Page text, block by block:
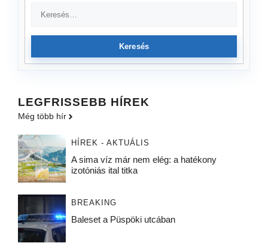
Keresés
LEGFRISSEBB HÍREK
Még több hír
HÍREK - AKTUÁLIS
A sima víz már nem elég: a hatékony
izotóniás ital titka
BREAKING
Baleset a Püspöki utcában